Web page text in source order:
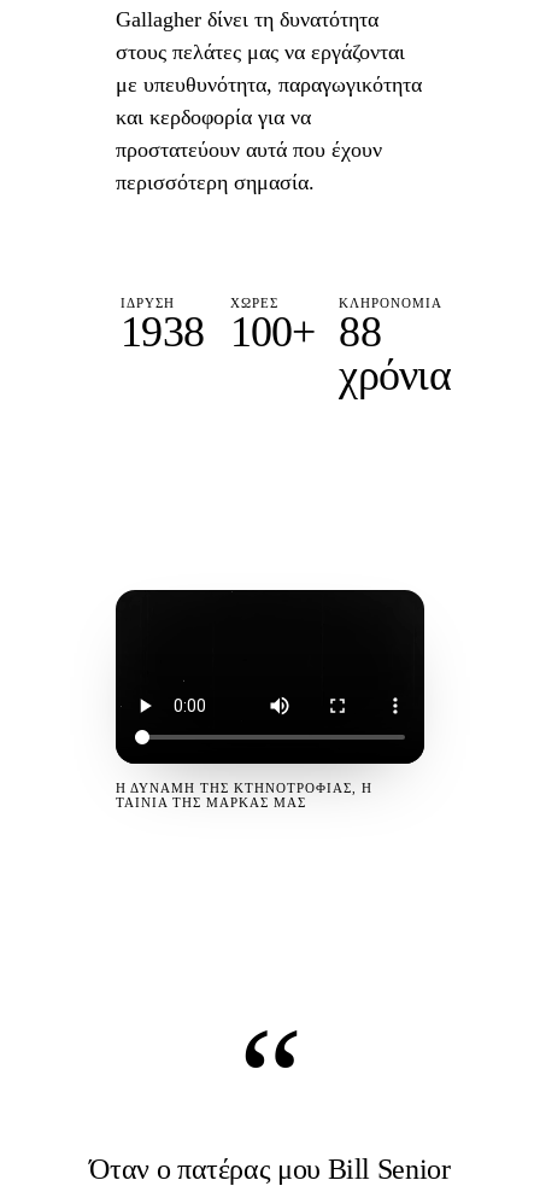
Gallagher δίνει τη δυνατότητα
στους πελάτες μας να εργάζονται
με υπευθυνότητα, παραγωγικότητα
και κερδοφορία για να
προστατεύουν αυτά που έχουν
περισσότερη σημασία.
ΊΔΡΥΣΗ
1938
ΧΏΡΕΣ
100+
ΚΛΗΡΟΝΟΜΙΆ
88
χρόνια
Η ΔΎΝΑΜΗ ΤΗΣ ΚΤΗΝΟΤΡΟΦΊΑΣ, Η
ΤΑΙΝΊΑ ΤΗΣ ΜΆΡΚΑΣ ΜΑΣ
“
Όταν ο πατέρας μου Bill Senior